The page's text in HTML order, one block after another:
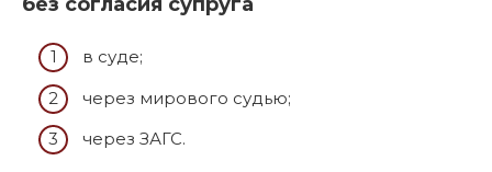
в суде;
через мирового судью;
через ЗАГС.